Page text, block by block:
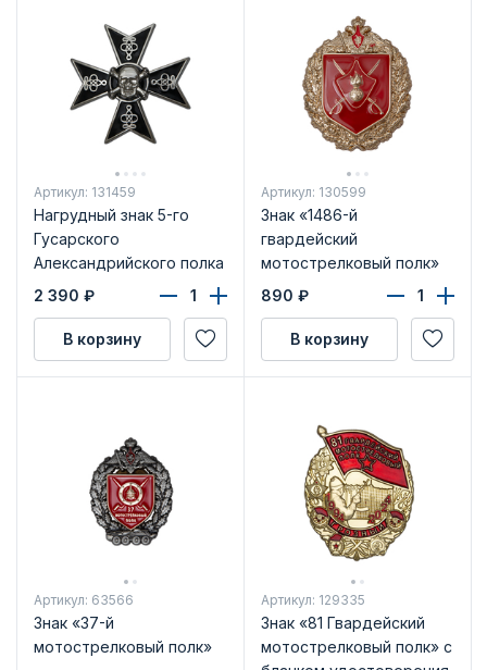
Артикул: 131459
Нагрудный знак 5-го
Гусарского
Александрийского полка
"Черные Гусары"
2 390 ₽
В корзину
Артикул: 130599
Знак «1486-й
гвардейский
мотострелковый полк»
890 ₽
В корзину
Артикул: 63566
Знак «37-й
мотострелковый полк»
Артикул: 129335
Знак «81 Гвардейский
мотострелковый полк» с